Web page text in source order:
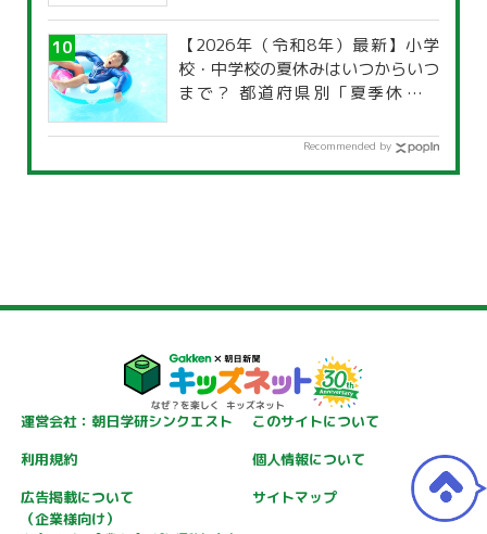
【2026年（令和8年）最新】小学
校・中学校の夏休みはいつからいつ
まで？ 都道府県別「夏季休暇一
Recommended by
運営会社：朝日学研シンクエスト
このサイトについて
利用規約
個人情報について
広告掲載について
（企業様向け）
サイトマップ